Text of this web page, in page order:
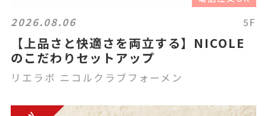
2026.08.06 5F
【上品さと快適さを両立する】NICOLE
のこだわりセットアップ
リエラボ ニコルクラブフォーメン